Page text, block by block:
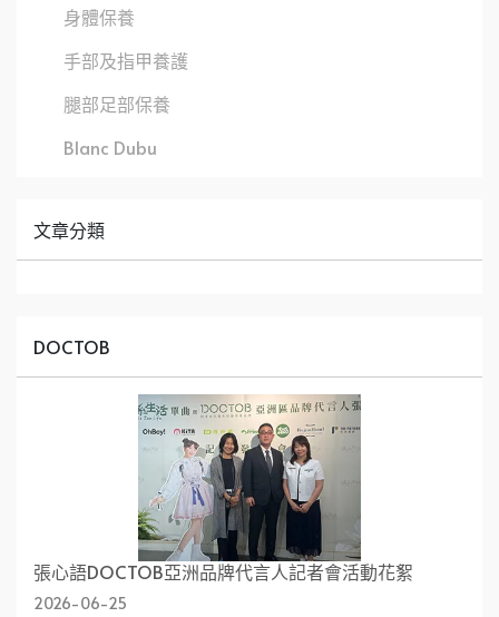
身體保養
手部及指甲養護
腿部足部保養
Blanc Dubu
文章分類
DOCTOB
張心語DOCTOB亞洲品牌代言人記者會活動花絮
2026-06-25